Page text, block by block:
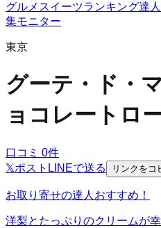
グルメ スイーツランキング達
集モニター
東京
グーテ・ド・
ョコレートロ
口コミ 0件
𝕏ポスト LINEで送る リンクをコ
お取り寄せの達人おすすめ！
洋梨とたっぷりのクリームが